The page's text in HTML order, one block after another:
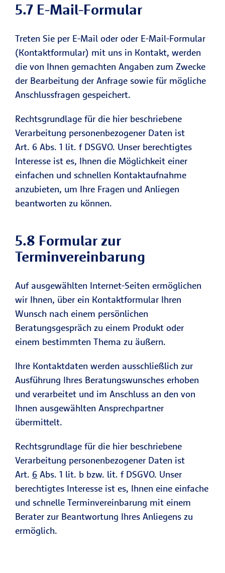
5.7 E-Mail-Formular
Treten Sie per E-Mail oder oder E-Mail-Formular
(Kontaktformular) mit uns in Kontakt, werden
die von Ihnen gemachten Angaben zum Zwecke
der Bearbeitung der Anfrage sowie für mögliche
Anschlussfragen gespeichert.
Rechtsgrundlage für die hier beschriebene
Verarbeitung personenbezogener Daten ist
Art. 6 Abs. 1 lit. f DSGVO. Unser berechtigtes
Interesse ist es, Ihnen die Möglichkeit einer
einfachen und schnellen Kontaktaufnahme
anzubieten, um Ihre Fragen und Anliegen
beantworten zu können.
5.8 Formular zur
Terminvereinbarung
Auf ausgewählten Internet-Seiten ermöglichen
wir Ihnen, über ein Kontaktformular Ihren
Wunsch nach einem persönlichen
Beratungsgespräch zu einem Produkt oder
einem bestimmten Thema zu äußern.
Ihre Kontaktdaten werden ausschließlich zur
Ausführung Ihres Beratungswunsches erhoben
und verarbeitet und im Anschluss an den von
Ihnen ausgewählten Ansprechpartner
übermittelt.
Rechtsgrundlage für die hier beschriebene
Verarbeitung personenbezogener Daten ist
Art. 6 Abs. 1 lit. b bzw. lit. f DSGVO. Unser
berechtigtes Interesse ist es, Ihnen eine einfache
und schnelle Terminvereinbarung mit einem
Berater zur Beantwortung Ihres Anliegens zu
ermöglich.